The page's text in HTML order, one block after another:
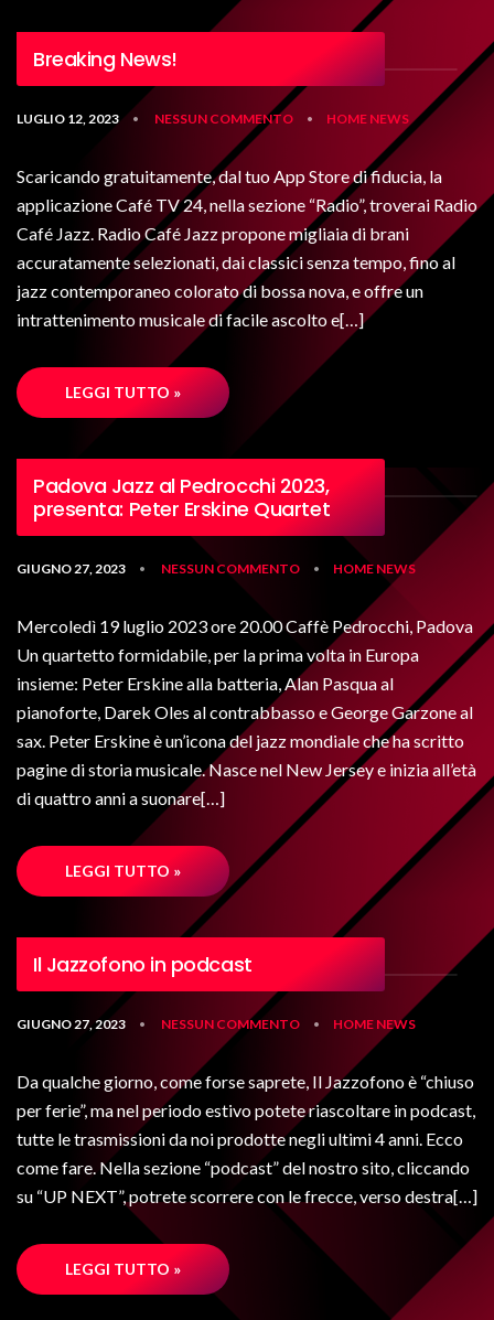
Breaking News!
LUGLIO 12, 2023 • NESSUN COMMENTO • HOME NEWS
Scaricando gratuitamente, dal tuo App Store di fiducia, la
applicazione Café TV 24, nella sezione “Radio”, troverai Radio
Café Jazz. Radio Café Jazz propone migliaia di brani
accuratamente selezionati, dai classici senza tempo, fino al
jazz contemporaneo colorato di bossa nova, e offre un
intrattenimento musicale di facile ascolto e[…]
LEGGI TUTTO »
Padova Jazz al Pedrocchi 2023,
presenta: Peter Erskine Quartet
GIUGNO 27, 2023 • NESSUN COMMENTO • HOMENEWS
Mercoledì 19 luglio 2023 ore 20.00 Caffè Pedrocchi, Padova
Un quartetto formidabile, per la prima volta in Europa
insieme: Peter Erskine alla batteria, Alan Pasqua al
pianoforte, Darek Oles al contrabbasso e George Garzone al
sax. Peter Erskine è un’icona del jazz mondiale che ha scritto
pagine di storia musicale. Nasce nel New Jersey e inizia all’età
di quattro anni a suonare[…]
LEGGI TUTTO »
Il Jazzofono in podcast
GIUGNO 27, 2023 • NESSUN COMMENTO • HOME NEWS
Da qualche giorno, come forse saprete, Il Jazzofono è “chiuso
per ferie”, ma nel periodo estivo potete riascoltare in podcast,
tutte le trasmissioni da noi prodotte negli ultimi 4 anni. Ecco
come fare. Nella sezione “podcast” del nostro sito, cliccando
su “UP NEXT”, potrete scorrere con le frecce, verso destra[…]
LEGGI TUTTO »